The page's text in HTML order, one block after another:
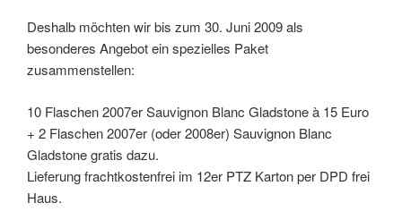
Deshalb möchten wir bis zum 30. Juni 2009 als
besonderes Angebot ein spezielles Paket
zusammenstellen:
10 Flaschen 2007er Sauvignon Blanc Gladstone à 15 Euro
+ 2 Flaschen 2007er (oder 2008er) Sauvignon Blanc
Gladstone gratis dazu.
Lieferung frachtkostenfrei im 12er PTZ Karton per DPD frei
Haus.